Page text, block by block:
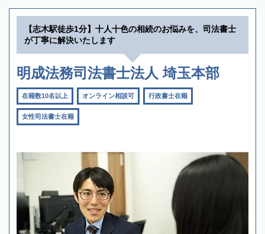
【志木駅徒歩1分】十人十色の相続のお悩みを、司法書士
が丁寧に解決いたします
明成法務司法書士法人 埼玉本部
在籍数10名以上 オンライン相談可 行政書士在籍
女性司法書士在籍